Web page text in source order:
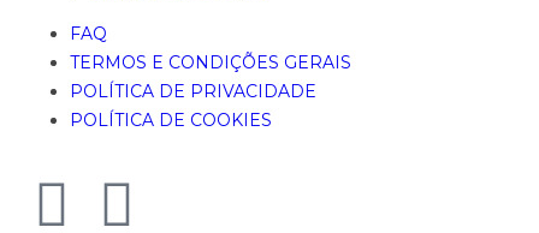
FAQ
TERMOS E CONDIÇÕES GERAIS
POLÍTICA DE PRIVACIDADE
POLÍTICA DE COOKIES